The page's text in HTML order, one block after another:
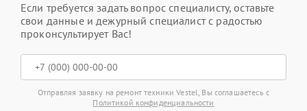
Если требуется задать вопрос специалисту, оставьте
свои данные и дежурный специалист с радостью
проконсультирует Вас!
Отправляя заявку на ремонт техники Vestel, Вы соглашаетесь с
Политикой конфиденциальности